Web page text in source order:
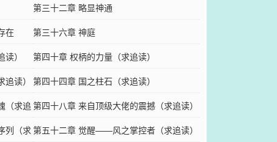
第三十二章 略显神通
在
第三十六章 神庭
）
第四十章 权柄的力量（求追读）
读） 第四十四章 国之柱石（求追读）
（求追第四十八章 来自顶级大佬的震撼（求追读）
列（求第五十二章 觉醒——风之掌控者（求追读）